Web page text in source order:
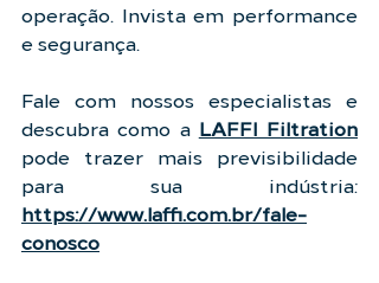
operação. Invista em performance
e segurança.
Fale com nossos especialistas e
descubra como a LAFFI Filtration
pode trazer mais previsibilidade
https://www.laffi.com.br/fale-
conosco